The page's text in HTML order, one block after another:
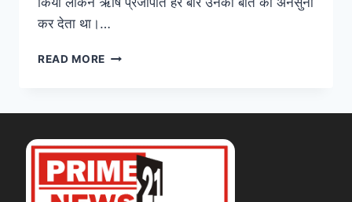
कर देता था।…
READ MORE